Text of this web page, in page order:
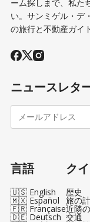
ーム探しまで、私た
い。サンミゲル・デ
の旅行と不動産ガイ
ニュースレタ
言語
🇺🇸 English
🇲🇽 Español
🇫🇷 Française
🇩🇪 Deutsch
ク
歴史
旅の
近隣
交通